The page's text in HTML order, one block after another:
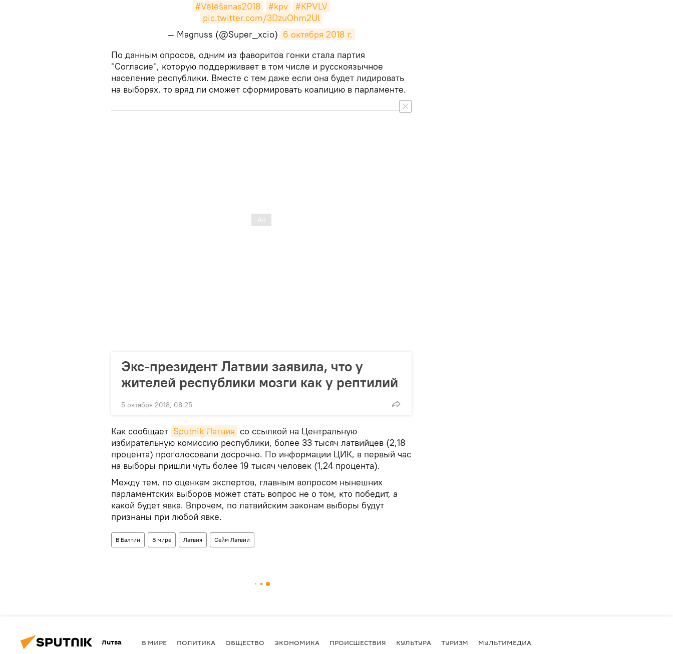
#Vēlēšanas2018
#kpv
#KPVLV
pic.twitter.com/3DzuOhm2Ul
— Magnuss (@Super_xcio) 6 октября 2018 г.
По данным опросов, одним из фаворитов гонки стала партия
"Согласие", которую поддерживает в том числе и русскоязычное
население республики. Вместе с тем даже если она будет лидировать
на выборах, то вряд ли сможет сформировать коалицию в парламенте.
Экс-президент Латвии заявила, что у
жителей республики мозги как у рептилий
5 октября 2018, 08:25
Как сообщает Sputnik Латвия со ссылкой на Центральную
избирательную комиссию республики, более 33 тысяч латвийцев (2,18
процента) проголосовали досрочно. По информации ЦИК, в первый час
на выборы пришли чуть более 19 тысяч человек (1,24 процента).
Между тем, по оценкам экспертов, главным вопросом нынешних
парламентских выборов может стать вопрос не о том, кто победит, а
какой будет явка. Впрочем, по латвийским законам выборы будут
признаны при любой явке.
В Балтии В мире Латвия Сейм Латвии
Литва В МИРЕ ПОЛИТИКА ОБЩЕСТВО ЭКОНОМИКА ПРОИСШЕСТВИЯ КУЛЬТУРА ТУРИЗМ МУЛЬТИМЕДИА